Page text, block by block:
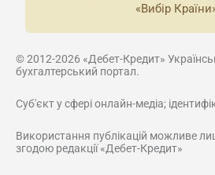
«Вибір
© 2012-2026 «Дебет-Кредит»
бухгалтерський портал.
Суб'єкт у сфері онлайн-медіа;
Використання публікацій можливе
згодою редакції «Дебет-Кредит»